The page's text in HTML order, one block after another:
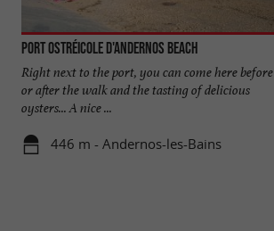
Port Ostréicole d'Andernos beach
Right next to the port, you can come here before
or after the walk and the tasting of delicious
oysters... A nice ...
446 m - Andernos-les-Bains